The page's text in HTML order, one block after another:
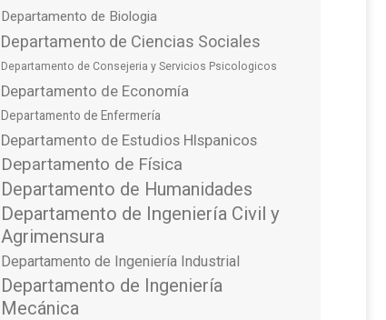
Departamento de Biologia
Departamento de Ciencias Sociales
Departamento de Consejeria y Servicios Psicologicos
Departamento de Economía
Departamento de Enfermería
Departamento de Estudios HIspanicos
Departamento de Física
Departamento de Humanidades
Departamento de Ingeniería Civil y
Agrimensura
Departamento de Ingeniería Industrial
Departamento de Ingeniería
Mecánica